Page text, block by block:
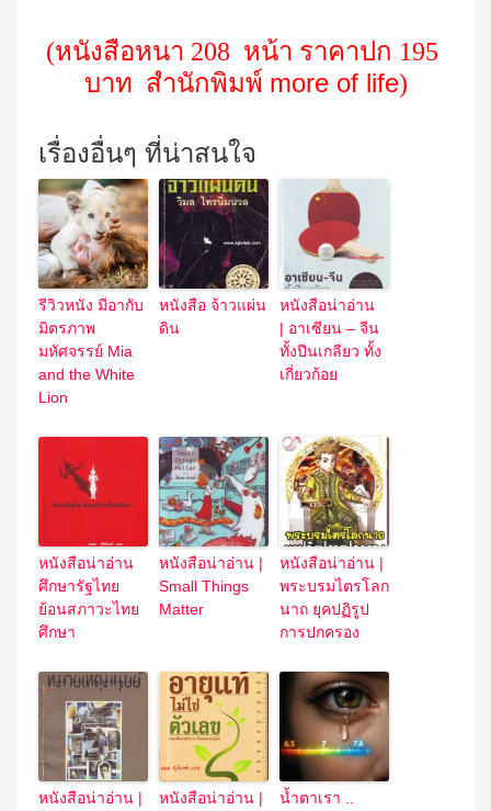
(หนังสือหนา 208 หน้า ราคาปก 195
บาท สำนักพิมพ์ more of life)
เรื่องอื่นๆ ที่น่าสนใจ
รีวิวหนัง มีอากับ
มิตรภาพ
มหัศจรรย์ Mia
and the White
Lion
หนังสือ จ้าวแผ่น
ดิน
หนังสือน่าอ่าน
| อาเซียน – จีน
ทั้งปีนเกลียว ทั้ง
เกี่ยวก้อย
หนังสือน่าอ่าน
ศึกษารัฐไทย
ย้อนสภาวะไทย
ศึกษา
หนังสือน่าอ่าน |
Small Things
Matter
หนังสือน่าอ่าน |
พระบรมไตรโลก
นาถ ยุคปฏิรูป
การปกครอง
หนังสือน่าอ่าน |
หนังสือน่าอ่าน |
น้ำตาเรา ..